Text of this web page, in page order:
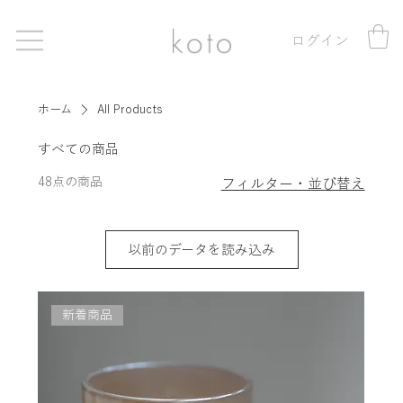
ログイン
ホーム All Products
すべての商品
48点の商品 フィルター・並び替え
以前のデータを読み込み
新着商品